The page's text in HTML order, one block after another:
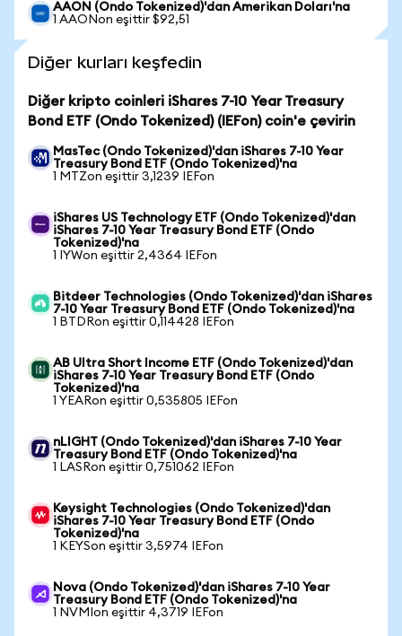
AAON (Ondo Tokenized)'dan Amerikan Doları'na
1 AAONon eşittir $92,51
Diğer kurları keşfedin
Diğer kripto coinleri iShares 7-10 Year Treasury
Bond ETF (Ondo Tokenized) (IEFon) coin'e çevirin
MasTec (Ondo Tokenized)'dan iShares 7-10 Year
Treasury Bond ETF (Ondo Tokenized)'na
1 MTZon eşittir 3,1239 IEFon
iShares US Technology ETF (Ondo Tokenized)'dan
iShares 7-10 Year Treasury Bond ETF (Ondo
Tokenized)'na
1 IYWon eşittir 2,4364 IEFon
Bitdeer Technologies (Ondo Tokenized)'dan iShares
7-10 Year Treasury Bond ETF (Ondo Tokenized)'na
1 BTDRon eşittir 0,114428 IEFon
AB Ultra Short Income ETF (Ondo Tokenized)'dan
iShares 7-10 Year Treasury Bond ETF (Ondo
Tokenized)'na
1 YEARon eşittir 0,535805 IEFon
nLIGHT (Ondo Tokenized)'dan iShares 7-10 Year
Treasury Bond ETF (Ondo Tokenized)'na
1 LASRon eşittir 0,751062 IEFon
Keysight Technologies (Ondo Tokenized)'dan
iShares 7-10 Year Treasury Bond ETF (Ondo
Tokenized)'na
1 KEYSon eşittir 3,5974 IEFon
Nova (Ondo Tokenized)'dan iShares 7-10 Year
Treasury Bond ETF (Ondo Tokenized)'na
1 NVMIon eşittir 4,3719 IEFon